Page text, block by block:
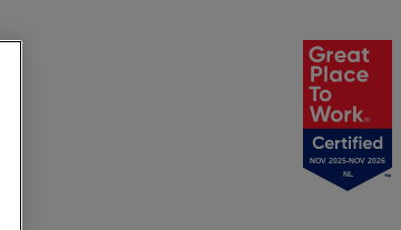
NOV 2025-NOV 2026
NL